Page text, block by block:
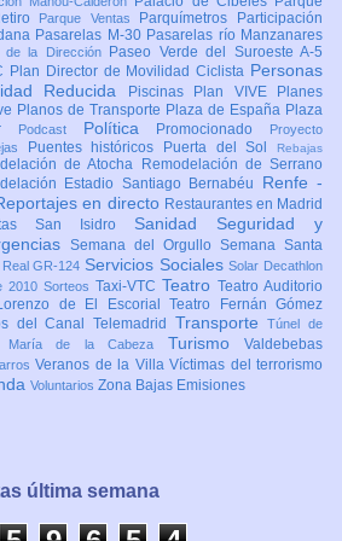
Parque Ventas Parquímetros
Participación
Pasarelas M-30 Pasarelas río Manzanares
de la Dirección
Paseo Verde del Suroeste A-5
Plan Director de Movilidad Ciclista Personas
Reducida
Piscinas Plan VIVE
Planes
Planos de Transporte Plaza de España Plaza
Podcast Política Promocionado
Proyecto
Puentes históricos Puerta del Sol Rebajas
de Atocha
Remodelación de Serrano
Estadio Santiago Bernabéu Renfe -
en directo Restaurantes en Madrid
San Isidro Sanidad Seguridad y
Semana del Orgullo Semana Santa
GR-124 Servicios SocialesSolar Decathlon
2010 Sorteos Taxi-VTC Teatro Teatro Auditorio
de El EscorialTeatro Fernán Gómez
del Canal Telemadrid TransporteTúnel de
María de la Cabeza Turismo Valdebebas
Veranos de la VillaVíctimas del terrorismo
Voluntarios Zona Bajas Emisiones
última semana